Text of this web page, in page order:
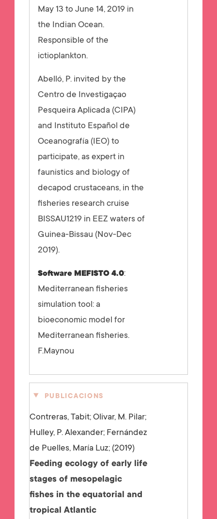
May 13 to June 14, 2019 in
the Indian Ocean.
Responsible of the
ictioplankton.
Abelló, P. invited by the
Centro de Investigaçao
Pesqueira Aplicada (CIPA)
and Instituto Español de
Oceanografía (IEO) to
participate, as expert in
faunistics and biology of
decapod crustaceans, in the
fisheries research cruise
BISSAU1219 in EEZ waters of
Guinea-Bissau (Nov-Dec
2019).
Software MEFISTO 4.0:
Mediterranean fisheries
simulation tool: a
bioeconomic model for
Mediterranean fisheries.
F.Maynou
PUBLICACIONS
Contreras, Tabit; Olivar, M. Pilar;
Hulley, P. Alexander; Fernández
de Puelles, María Luz; 2019
Feeding ecology of early life
stages of mesopelagic
fishes in the equatorial and
tropical Atlantic